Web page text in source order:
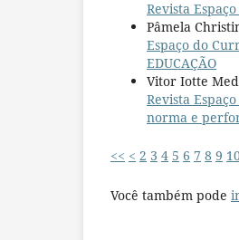
Revista
Pâmela
Espaço do
EDUCAÇÃO
Vitor Iotte
Revista
norma e
<< < 2 3 4 5 6 7 8 9
Você também pode